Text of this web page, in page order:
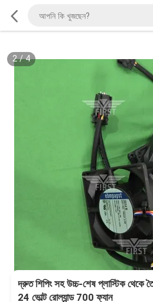
2/4
দ্রুত শিপিং সহ উচ্চ-শেষ প্লাস্টিক থেকে
24 ভোল্ট রোল্যান্ড 700 ফ্যান